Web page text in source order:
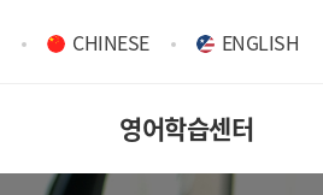
CHINESE ENGLISH
영어학습센터